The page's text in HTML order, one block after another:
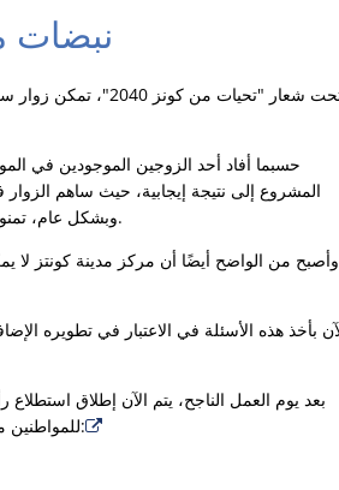
نبضات
تحت شعار "تحيات من
وبشكل عام، تمنوا المزيد من "الحياة" في وسط المدينة، لكنهم أشادوا بالرعاية الأساسية والطبية الجيدة.
وأصبح من الواضح أيضًا أن مركز مدينة كونتز لا
بعد يوم العمل الناجح، يتم الآن إطلاق
للمواطنين مشاركة آرائهم وأفكارهم مع فريق المشروع رقميًا - ما عليك سوى استخدام هذا الرابط: